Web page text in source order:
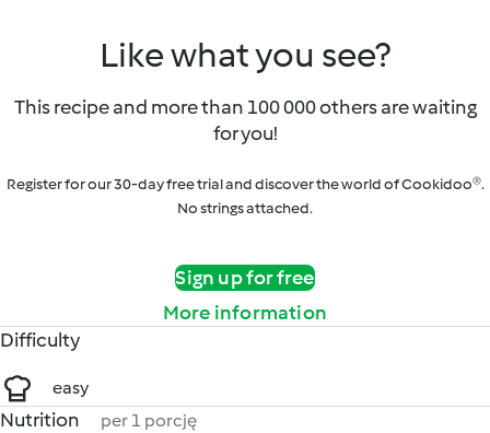
Like what you see?
This recipe and more than 100 000 others are waiting
for you!
Register for our 30-day free trial and discover the world of Cookidoo®.
No strings attached.
Sign up for free
More information
Difficulty
easy
Nutrition per 1 porcję